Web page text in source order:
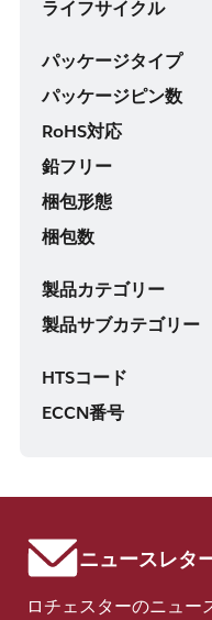
ライフサイクル
パッケージタイプ
パッケージピン数
RoHS対応
鉛フリー
梱包形態
梱包数
製品カテゴリー
製品サブカテゴリー
HTSコード
ECCN番号
ニュースレタ
ロチェスターのニュー